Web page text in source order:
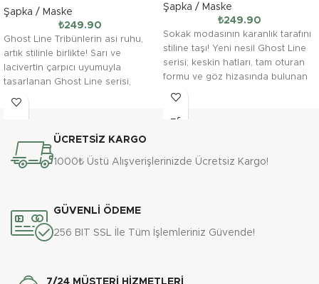
Şapka / Maske
₺249.90
Ghost Line Tribünlerin asi ruhu,
artık stilinle birlikte! Sarı ve
lacivertin çarpıcı uyumuyla
tasarlanan Ghost Line serisi,
sokak modasına yepyeni
Şapka / Maske
₺249.90
Sokak modasının karanlık tarafını
stiline taşı! Yeni nesil Ghost Line
serisi; keskin hatları, tam oturan
formu ve göz hizasında bulunan
ÜCRETSİZ KARGO
1000₺ Üstü Alışverişlerinizde Ücretsiz Kargo!
GÜVENLİ ÖDEME
256 BIT SSL İle Tüm İşlemleriniz Güvende!
7/24 MÜŞTERİ HİZMETLERİ